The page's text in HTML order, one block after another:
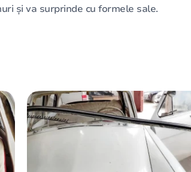
și va surprinde cu formele sale.